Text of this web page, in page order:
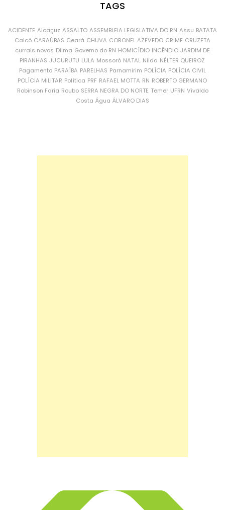
TAGS
ACIDENTE Alcaçuz ASSALTO ASSEMBLEIA LEGISLATIVA DO RN Assu BATATA
Caicó CARAÚBAS Ceará CHUVA CORONEL AZEVEDO CRIME CRUZETA
currais novos Dilma Governo do RN HOMICÍDIO INCÊNDIO JARDIM DE
PIRANHAS JUCURUTU LULA Mossoró NATAL Nilda NÉLTER QUEIROZ
Pagamento PARAÍBA PARELHAS Parnamirim POLÍCIA POLÍCIA CIVIL
POLÍCIA MILITAR Política PRF RAFAEL MOTTA RN ROBERTO GERMANO
Robinson Faria Roubo SERRA NEGRA DO NORTE Temer UFRN Vivaldo
Costa Água ÁLVARO DIAS